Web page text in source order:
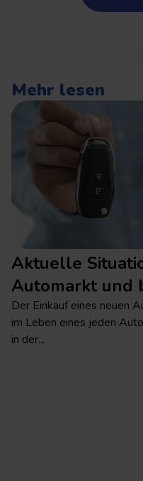
Mehr lesen
Aktuelle
Automarkt und
Autovermietung
Der Einkauf eines neuen
im Leben eines jeden
in der...